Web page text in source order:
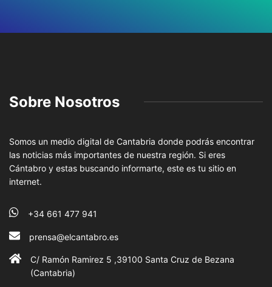
Sobre Nosotros
Somos un medio digital de Cantabria donde podrás encontrar
las noticias más importantes de nuestra región. Si eres
Cántabro y estas buscando informarte, este es tu sitio en
internet.
+34 661 477 941
prensa@elcantabro.es
C/ Ramón Ramirez 5 ,39100 Santa Cruz de Bezana
(Cantabria)